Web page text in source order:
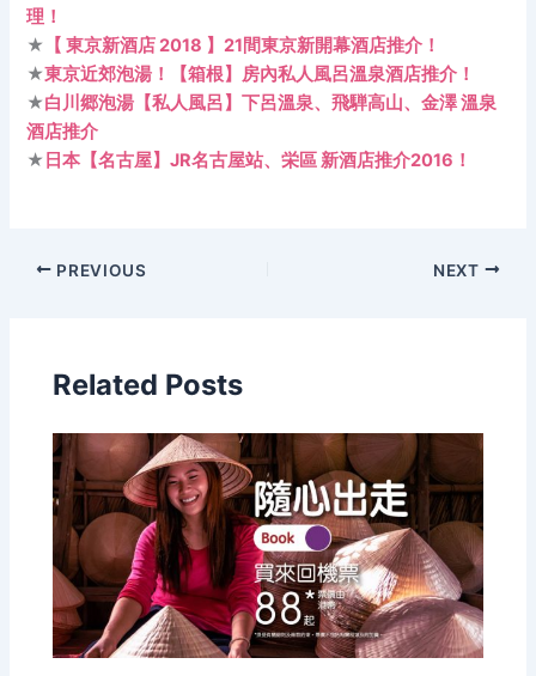
理！
★ 【 東京新酒店 2018 】21間東京新開幕酒店推介！
★東京近郊泡湯！【箱根】房內私人風呂溫泉酒店推介！
★白川郷泡湯【私人風呂】下呂溫泉、飛騨高山、金澤 溫泉
酒店推介
★ 日本【名古屋】JR名古屋站、栄區 新酒店推介2016！
PREVIOUS NEXT
Related Posts